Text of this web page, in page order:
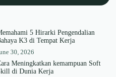
5 Hirarki Pengendalian
K3 di Tempat Kerja
30, 2026
Meningkatkan kemampuan Soft
di Dunia Kerja